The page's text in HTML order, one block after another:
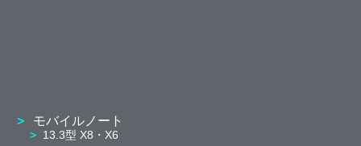
モバイルノート
13.3型 X8・X6